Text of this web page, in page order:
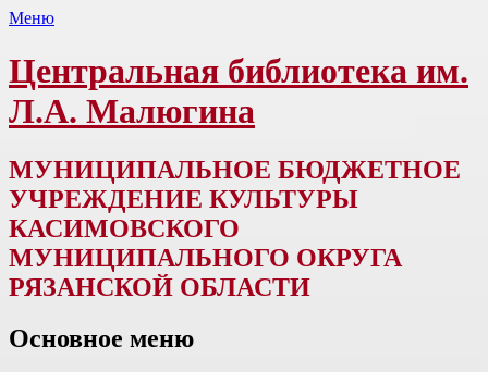
Меню
Центральная библиотека им.
Л.А. Малюгина
МУНИЦИПАЛЬНОЕ БЮДЖЕТНОЕ
УЧРЕЖДЕНИЕ КУЛЬТУРЫ
КАСИМОВСКОГО
МУНИЦИПАЛЬНОГО ОКРУГА
РЯЗАНСКОЙ ОБЛАСТИ
Основное меню